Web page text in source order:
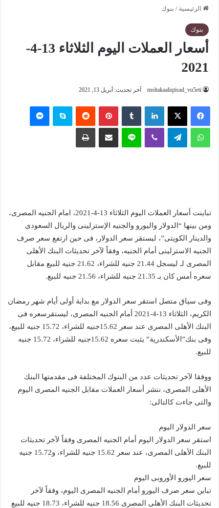
الرئيسية / بنوك
بنوك
أسعار العملات اليوم الثلاثاء 13-4-
2021
moltakaaliqtisad_vu5eti آخر تحديث: أبريل 13, 2021
فيسبوك ‫X لينكدإن بينتيريست سكايب
واتساب تيلقرام لاين
تباينت أسعار العملات اليوم الثلاثاء 13-4-2021، امام الجنيه المصرى،
ومن بينها “الدولار واليورو والجنيه الإسترلينى والريال السعودى
والدينار الكويتى”، ليستقر سعر الدولار، فى حين ارتفع سعر صرف
الجنيه الاسترلينى أمام الجنيه، وفقاً لآخر تحديثات البنك الأهلى
المصرى لـ ليسجل 21.44 جنيه للشراء، 21.62 جنيه للبيع مقابل
سعره أمس كان بـ 21.35 جنيه للشراء، 21.56 جنيه للبيع.
وفى سياق متصل استقر سعر الدولار مع بداية أولى أيام شهر رمضان
الكريم، الثلاثاء 13-4-2021 أمام الجنيه المصرى، ليستقرسعره فى
البنك الأهلى المصرى عند سعر 15.62جنيه للشراء، 15.72 جنيه للبيع،
وفى بنك”الأسكندرية” يثبت سعره 15.62جنيه للشراء، 15.72 جنيه
للبيع.
ووفقا لآخر تحديثات عدد من البنوك المختلفة فى مقدمتها البنك
الأهلى المصرى، ننشر أسعار العملات مقابل الجنيه المصرى اليوم
والتى جاءت كالتالى:
سعر الدولار اليوم
استقر سعر الدولار اليوم أمام الجنيه المصرى وفقاً لآخر تحديثات
البنك الأهلى المصرى، عند سعر 15.62 جنيه للشراء، و15.72 جنيه
للبيع.
سعر اليورو الأوروبى اليوم
تباين سعر صرف اليورو أمام الجنيه المصرى اليوم، وفقاً لآخر
تحديثات البنك الأهلى المصرى 18.56 جنيه للشراء، 18.73 جنيه للبيع